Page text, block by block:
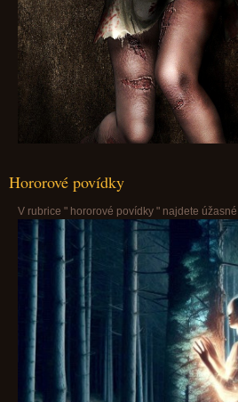
Hororové povídky
V rubrice " hororové povídky " najdete